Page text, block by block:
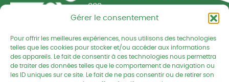
Gérer le consentement
Pour offrir les meilleures expériences, nous utilisons des technologies
telles que les cookies pour stocker et/ou accéder aux informations
des appareils. Le fait de consentir à ces technologies nous permettra
de traiter des données telles que le comportement de navigation ou
les ID uniques sur ce site. Le fait de ne pas consentir ou de retirer son
332
22190 PLERIN cedex
02 96 74 75 50
cedapa@wanadoo.fr